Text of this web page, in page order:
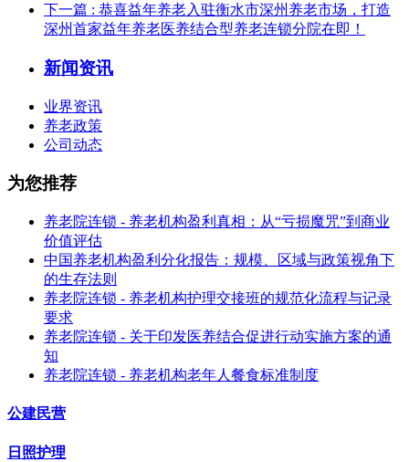
下一篇 : 恭喜益年养老入驻衡水市深州养老市场，打造
深州首家益年养老医养结合型养老连锁分院在即！
新闻资讯
业界资讯
养老政策
公司动态
为您推荐
养老院连锁 - 养老机构盈利真相：从“亏损魔咒”到商业
价值评估
中国养老机构盈利分化报告：规模、区域与政策视角下
的生存法则
养老院连锁 - 养老机构护理交接班的规范化流程与记录
要求
养老院连锁 - 关于印发医养结合促进行动实施方案的通
知
养老院连锁 - 养老机构老年人餐食标准制度
公建民营
日照护理